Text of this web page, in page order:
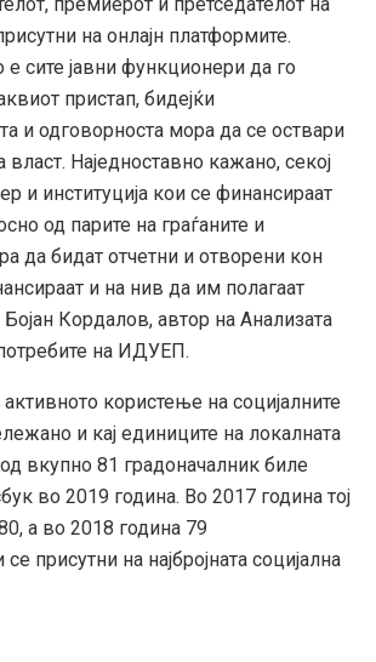
на онлајн платформите.
е сите јавни функционери да го
пристап, бидејќи
и одговорноста мора да се оствари
власт. Наједноставно кажано, секој
и институција кои се финансираат
од парите на граѓаните и
да бидат отчетни и отворени кон
и на нив да им полагаат
Кордалов, автор на Анализата
на ИДУЕП.
користење на социјалните
и кај единиците на локалната
вкупно 81 градоначалник биле
во 2019 година. Во 2017 година тој
а во 2018 година 79
присутни на најбројната социјална